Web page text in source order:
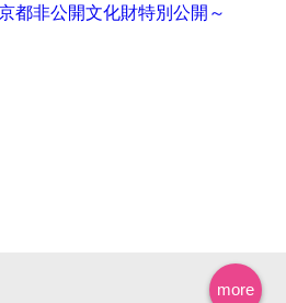
都非公開文化財特別公開～
more